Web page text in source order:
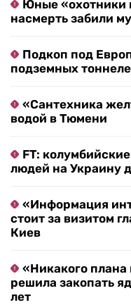
Юные «охотники
насмерть забили
Подкоп под
подземных
«Сантехника
водой в Тюмени
FT:
людей на Украину
«Информация
стоит за визитом
Киев
«Никакого
решила закопать
лет